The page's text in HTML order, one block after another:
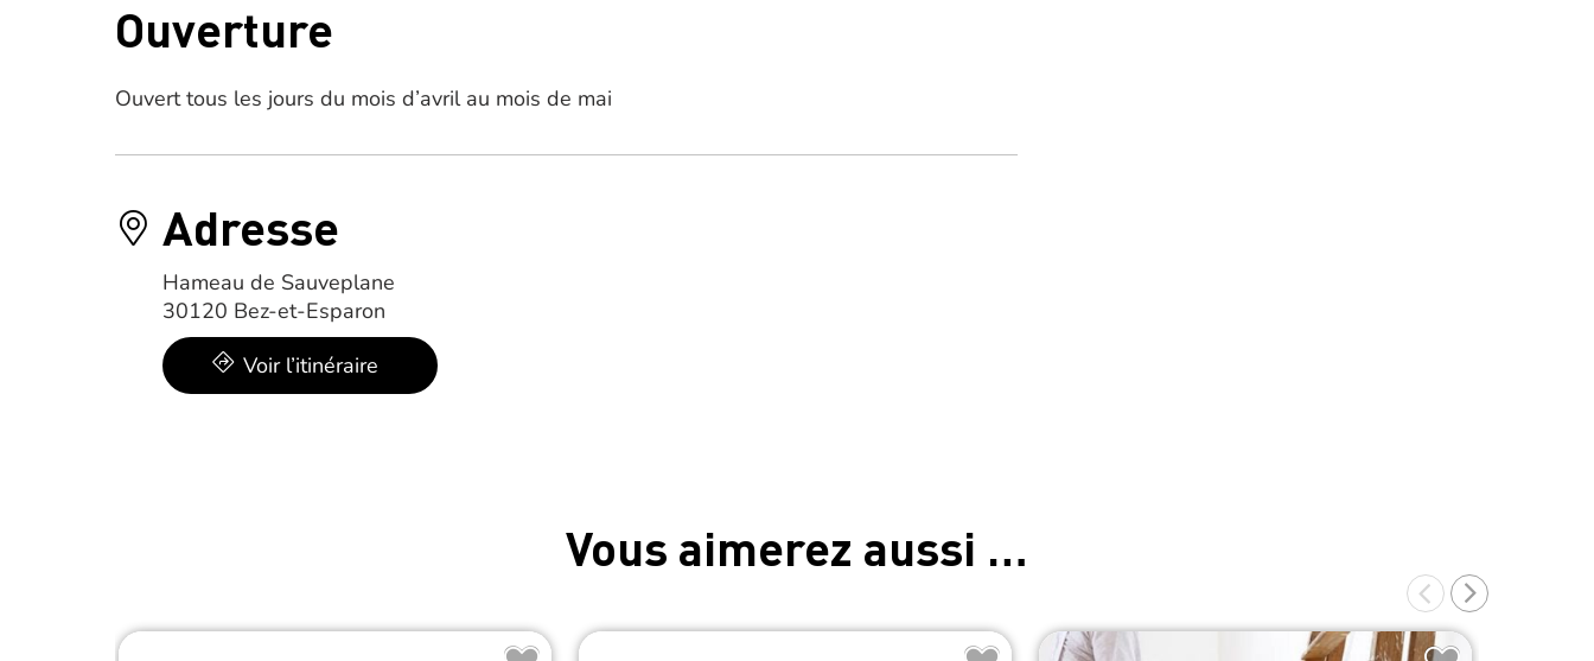
Ouverture
Ouvert tous les jours du mois d’avril au mois de mai
Adresse
Hameau de Sauveplane
30120 Bez-et-Esparon
Voir l’itinéraire
Vous aimerez aussi …